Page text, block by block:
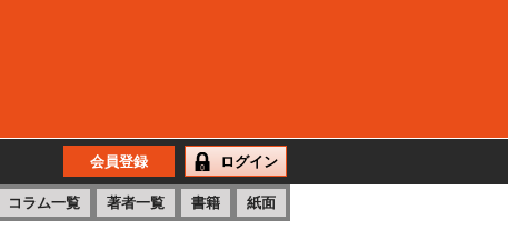
会員登録 ログイン
コラム一覧 著者一覧 書籍 紙面